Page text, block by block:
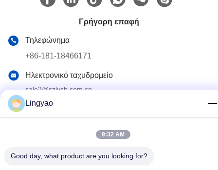
Γρήγορη επαφή
Τηλεφώνημα
+86-181-18466171
Ηλεκτρονικό ταχυδρομείο
sale2@szlysb.com.cn
Διεύθυνση
Πολιτική απορρήτου|Χάρτης ιστοσελίδας
Lingyao
9:32 AM
Good day, what product are you looking for?